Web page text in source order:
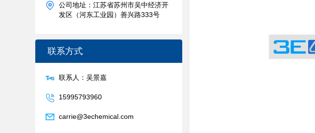
公司地址：江苏省苏州市吴中经济开
发区（河东工业园）善兴路333号
联系方式
联系人：吴景嘉
15995793960
carrie@3echemical.com